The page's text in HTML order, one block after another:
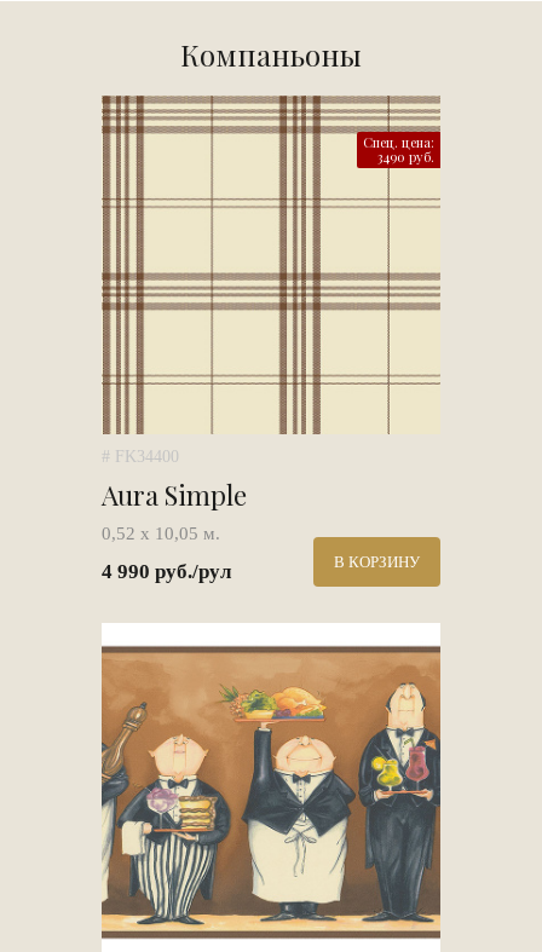
Компаньоны
Спец. цена:
3490 руб.
# FK34400
Aura Simple
0,52 х 10,05 м.
4 990 руб./рул В КОРЗИНУ